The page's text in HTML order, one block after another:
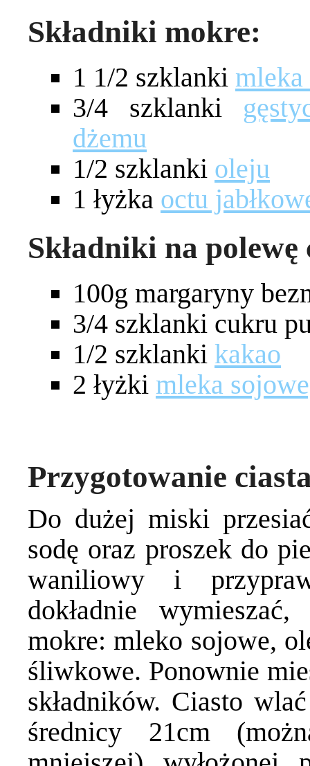
Składniki mokre:
1 1/2 szklanki
3/4 szklanki
dżemu
1/2 szklanki oleju
1 łyżka octu
Składniki na
100g margaryny
3/4 szklanki cukru
1/2 szklanki kakao
2 łyżki mleka
Przygotowanie
Do dużej miski
sodę oraz proszek do
waniliowy i
dokładnie
mokre: mleko sojowe,
śliwkowe. Ponownie
składników. Ciasto
średnicy 21cm